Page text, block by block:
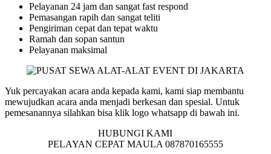
Pelayanan 24 jam dan sangat fast respond
Pemasangan rapih dan sangat teliti
Pengiriman cepat dan tepat waktu
Ramah dan sopan santun
Pelayanan maksimal
Yuk percayakan acara anda kepada kami, kami siap membantu
mewujudkan acara anda menjadi berkesan dan spesial. Untuk
pemesanannya silahkan bisa klik logo whatsapp di bawah ini.
HUBUNGI KAMI
PELAYAN CEPAT MAULA 087870165555